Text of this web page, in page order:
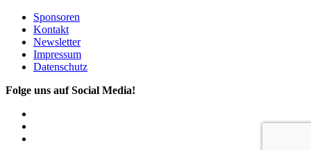
Sponsoren
Kontakt
Newsletter
Impressum
Datenschutz
Folge uns auf Social Media!